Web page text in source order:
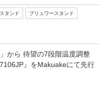
タンド ブリュワースタンド
から 待望の7段階温度調整
』をMakuakeにて先行